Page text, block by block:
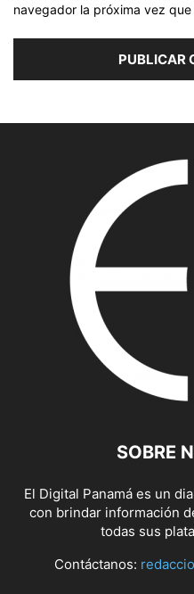
navegador la próxima vez
SOBRE
El Digital Panamá es un
con brindar información
todas sus
Contáctanos: